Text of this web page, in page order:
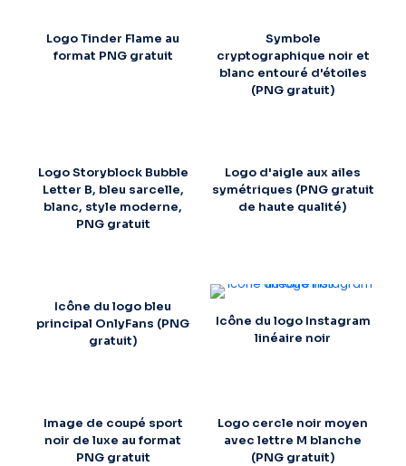
Logo Tinder Flame au
format PNG gratuit
Symbole
cryptographique noir et
blanc entouré d'étoiles
(PNG gratuit)
Logo Storyblock Bubble
Letter B, bleu sarcelle,
blanc, style moderne,
PNG gratuit
Logo d'aigle aux ailes
symétriques (PNG gratuit
de haute qualité)
Icône du logo bleu
principal OnlyFans (PNG
gratuit)
Icône du logo Instagram
linéaire noir
Image de coupé sport
noir de luxe au format
PNG gratuit
Logo cercle noir moyen
avec lettre M blanche
(PNG gratuit)